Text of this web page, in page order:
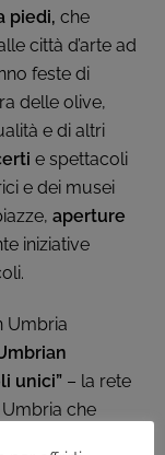
piedi,che
città d’arte ad
feste di
delle olive,
e di altri
e spettacoli
e dei musei
aperture
iniziative
Umbria
unici” – la rete
Umbria che